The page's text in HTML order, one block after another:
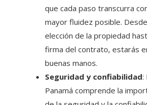
que cada paso transcurra
mayor fluidez posible.
elección de la propiedad
firma del contrato, estarás
buenas manos.
Seguridad y confiabilidad:
Panamá comprende la